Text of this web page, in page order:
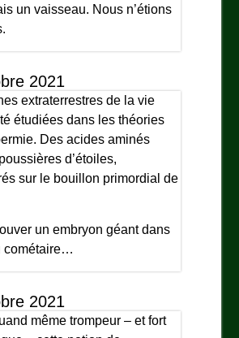
un vaisseau. Nous n’étions
2021
extraterrestres de la vie
étudiées dans les théories
Des acides aminés
d’étoiles,
sur le bouillon primordial de
un embryon géant dans
cométaire…
2021
même trompeur – et fort